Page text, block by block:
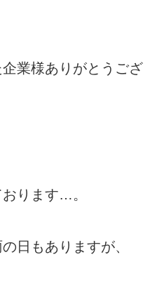
業様ありがとうござ
ります…。
日もありますが、